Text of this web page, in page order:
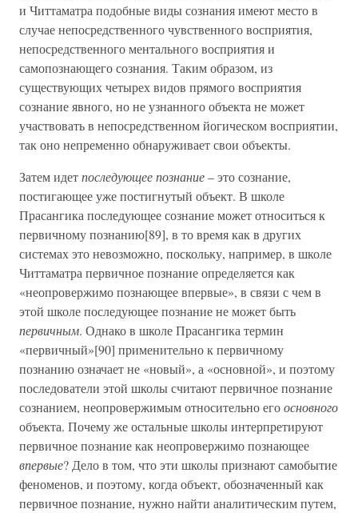
и Читтаматра подобные виды сознания имеют место в
случае непосредственного чувственного восприятия,
непосредственного ментального восприятия и
самопознающего сознания. Таким образом, из
существующих четырех видов прямого восприятия
сознание явного, но не узнанного объекта не может
участвовать в непосредственном йогическом восприятии,
так оно непременно обнаруживает свои объекты.
Затем идетпоследующее познание– это сознание,
постигающее уже постигнутый объект. В школе
Прасангика последующее сознание может относиться к
первичному познанию[89], в то время как в других
системах это невозможно, поскольку, например, в школе
Читтаматра первичное познание определяется как
«неопровержимо познающее впервые», в связи с чем в
этой школе последующее познание не может быть
первичным. Однако в школе Прасангика термин
«первичный»[90] применительно к первичному
познанию означает не «новый», а «основной», и поэтому
последователи этой школы считают первичное познание
сознанием, неопровержимым относительно егоосновного
объекта. Почему же остальные школы интерпретируют
первичное познание как неопровержимо познающее
впервые? Дело в том, что эти школы признают самобытие
феноменов, и поэтому, когда объект, обозначенный как
первичное познание, нужно найти аналитическим путем,